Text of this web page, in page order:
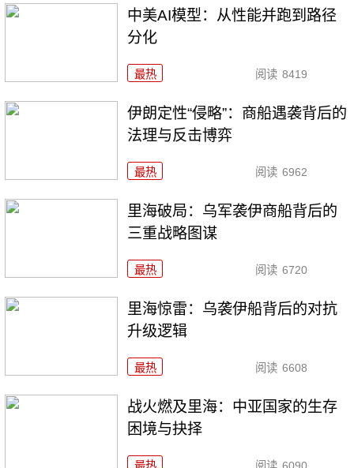
中美AI模型：从性能并跑到路径
分化
最热 阅读 8419
伊朗定性“侵略”：商船遇袭背后的
法理与反击博弈
最热 阅读 6962
里海破局：乌军袭伊商船背后的
三重战略图谋
最热 阅读 6720
里海惊雷：乌袭伊船背后的对抗
升级逻辑
最热 阅读 6608
战火燃及里海：中亚国家的生存
困境与抉择